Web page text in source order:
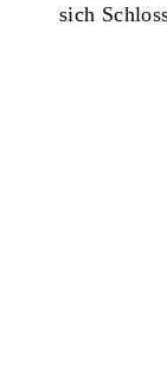
sich